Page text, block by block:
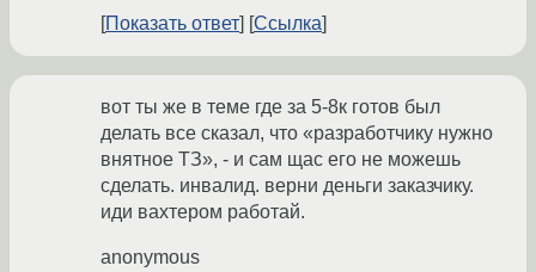
Показать ответ
Ссылка
вот ты же в теме где за 5-8к готов был
делать все сказал, что «разработчику нужно
внятное ТЗ», - и сам щас его не можешь
сделать. инвалид. верни деньги заказчику.
иди вахтером работай.
anonymous